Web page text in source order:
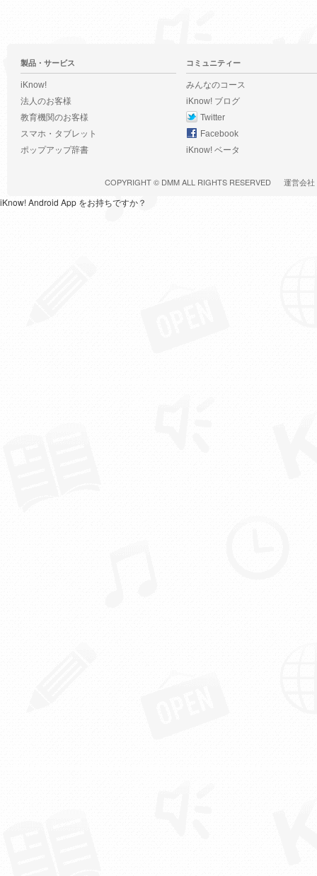
製品・サービス
iKnow!
法人のお客様
教育機関のお客様
スマホ・タブレット
ポップアップ辞書
コミュニティー
みんなのコース
iKnow! ブログ
Twitter
Facebook
iKnow! ベータ
COPYRIGHT © DMMALL RIGHTS RESERVED 運営会社
iKnow! Android App をお持ちですか？